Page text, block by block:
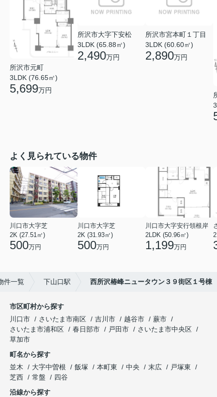
所沢市元町
3LDK (76.65㎡)
5,699万円
所沢市大字下安松
3LDK (65.88㎡)
2,490万円
所沢市宮本町１丁目
3LDK (60.60㎡)
2,890万円
よく見られている物件
川口市大字芝
2K (27.51㎡)
500万円
川口市大字芝
2K (31.93㎡)
500万円
川口市大字安行領根岸
2LDK (50.96㎡)
1,199万円
件一覧 下山口駅 西所沢椿峰ニュータウン３９街区１号棟
市区町村から探す
川口市
さいたま市南区 吉川市 越谷市
蕨市
さいたま市浦和区
春日部市 戸田市
さいたま市中央区
草加市
町名から探す
並木
大字中曽根 飯塚 本町東 中央 末広
戸塚東
芝西
常盤
四谷
沿線から探す